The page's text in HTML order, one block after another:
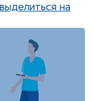
на